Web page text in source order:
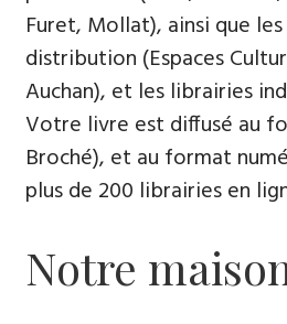
Furet, Mollat), ainsi que
distribution (Espaces
Auchan), et les librairies
Votre livre est diffusé au
Broché), et au format
plus de 200 librairies en
Notre